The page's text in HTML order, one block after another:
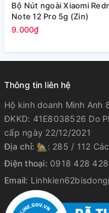
Bộ Nút ngoài Xiaomi
Note 12 Pro 5g (Zin)
9.000₫
Thông tin liên hệ
Hộ kinh doanh Minh Anh
ĐKKD: 41E8038526 Do
cấp ngày 22/12/2021
Địa chỉ: 🏡: 285 / 112
Điện thoại: 0918 428 428
Email: